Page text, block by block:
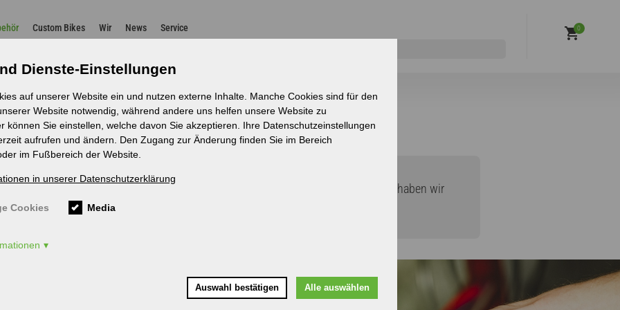
Dienste-Einstellungen
auf unserer Website ein und nutzen externe Inhalte. Manche Cookies sind für den
Website notwendig, während andere uns helfen unsere Website zu
können Sie einstellen, welche davon Sie akzeptieren. Ihre Datenschutzeinstellungen
aufrufen und ändern. Den Zugang zur Änderung finden Sie im Bereich
im Fußbereich der Website.
in unserer Datenschutzerklärung
Cookies Media
Auswahl bestätigen Alle auswählen
Custom Bikes Wir News Service 0
die passende Bekleidung. Von Handschuhen, zu Shorts bis zur Winterjacke haben wir